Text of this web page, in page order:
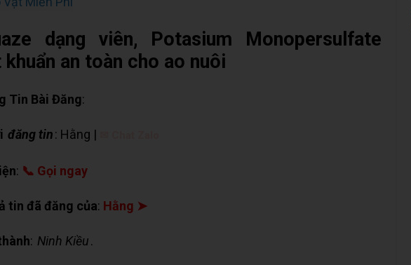
dạng viên, Potasium Monopersulfate
an toàn cho ao nuôi
Tin Bài Đăng:
đăng tin: Hằng |
: 📞 Gọi ngay
tin đã đăng của: Hằng ➤
: Ninh Kiều.